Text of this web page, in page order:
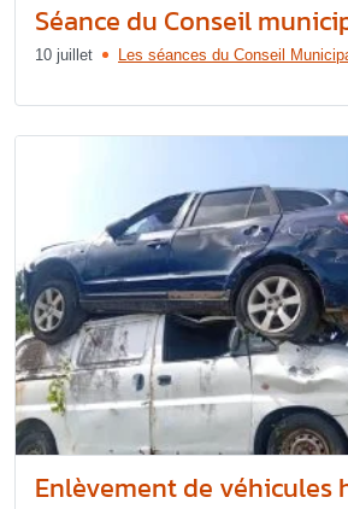
Séance du Conseil
10 juillet Les séances du Conseil
Enlèvement de véhicules